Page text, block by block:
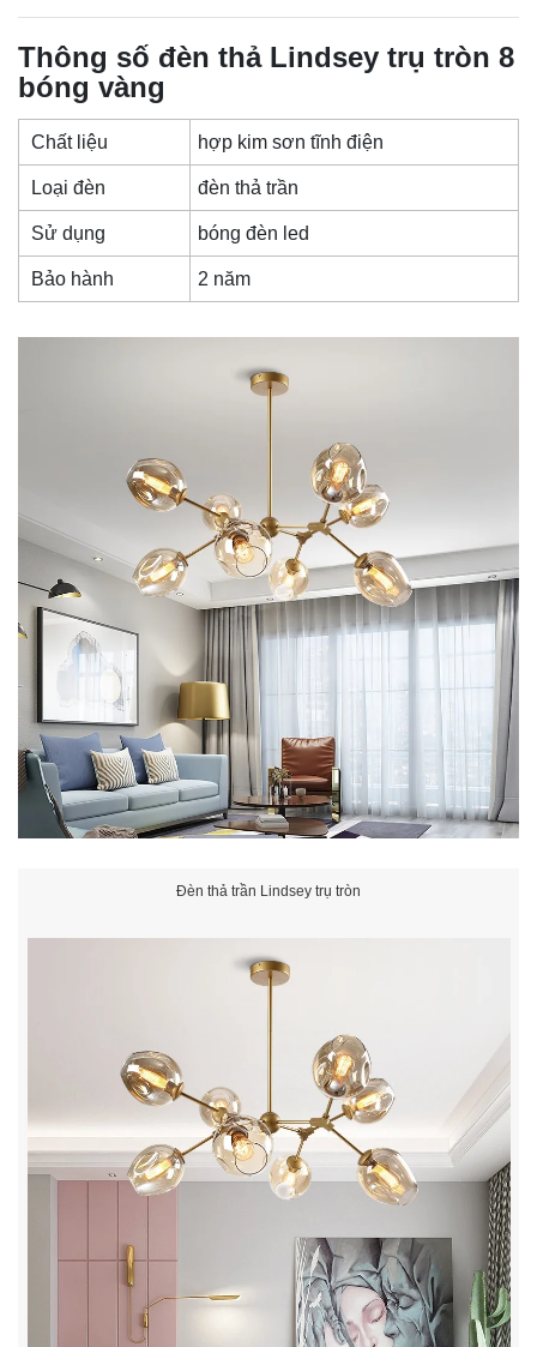
Thông số đèn thả Lindsey trụ tròn 8
bóng vàng
Chất liệu hợp kim sơn tĩnh điện
Loại đèn đèn thả trần
Sử dụng bóng đèn led
Bảo hành 2 năm
Đèn thả trần Lindsey trụ tròn